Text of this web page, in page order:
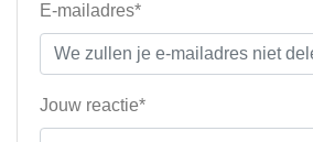
E-mailadres*
Jouw reactie*